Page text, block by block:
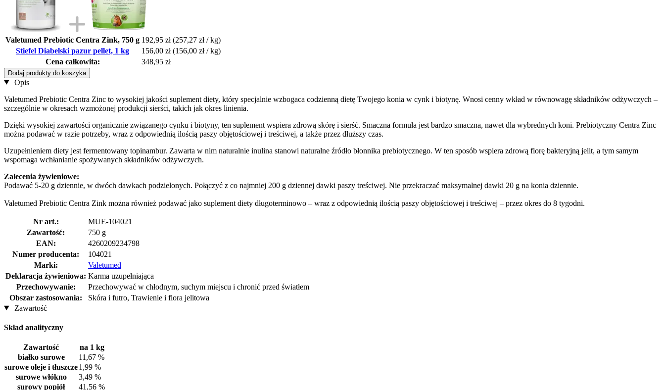
Valetumed Prebiotic Centra Zink, 750 g 192,95 zł (257,27 zł / kg)
Stiefel Diabelski pazur pellet, 1 kg
156,00 zł (156,00 zł / kg)
Cena całkowita:
348,95 zł
Dodaj produkty do koszyka
Opis
Valetumed Prebiotic Centra Zinc to wysokiej jakości suplement diety, który specjalnie wzbogaca codzienną dietę Twojego konia w cynk i biotynę. Wnosi cenny wkład w równowagę składników odżywczych –
szczególnie w okresach wzmożonej produkcji sierści, takich jak okres linienia.
Dzięki wysokiej zawartości organicznie związanego cynku i biotyny, ten suplement wspiera zdrową skórę i sierść. Smaczna formuła jest bardzo smaczna, nawet dla wybrednych koni. Prebiotyczny Centra Zinc
można podawać w razie potrzeby, wraz z odpowiednią ilością paszy objętościowej i treściwej, a także przez dłuższy czas.
Uzupełnieniem diety jest fermentowany topinambur. Zawarta w nim naturalnie inulina stanowi naturalne źródło błonnika prebiotycznego. W ten sposób wspiera zdrową florę bakteryjną jelit, a tym samym
wspomaga wchłanianie spożywanych składników odżywczych.
Zalecenia żywieniowe:
Podawać 5-20 g dziennie, w dwóch dawkach podzielonych. Połączyć z co najmniej 200 g dziennej dawki paszy treściwej. Nie przekraczać maksymalnej dawki 20 g na konia dziennie.
Valetumed Prebiotic Centra Zink można również podawać jako suplement diety długoterminowo – wraz z odpowiednią ilością paszy objętościowej i treściwej – przez okres do 8 tygodni.
Nr art.:
MUE-104021
Zawartość:
750 g
EAN:
4260209234798
Numer producenta:
104021
Marki:
Valetumed
Deklaracja żywieniowa: Karma uzupełniająca
Przechowywanie:
Przechowywać w chłodnym, suchym miejscu i chronić przed światłem
Obszar zastosowania:
Skóra i futro, Trawienie i flora jelitowa
Zawartość
Skład analityczny
Zawartość
na 1 kg
białko surowe
11,67 %
surowe oleje i tłuszcze1,99 %
surowe włókno
3,49 %
surowy popiół
41,56 %